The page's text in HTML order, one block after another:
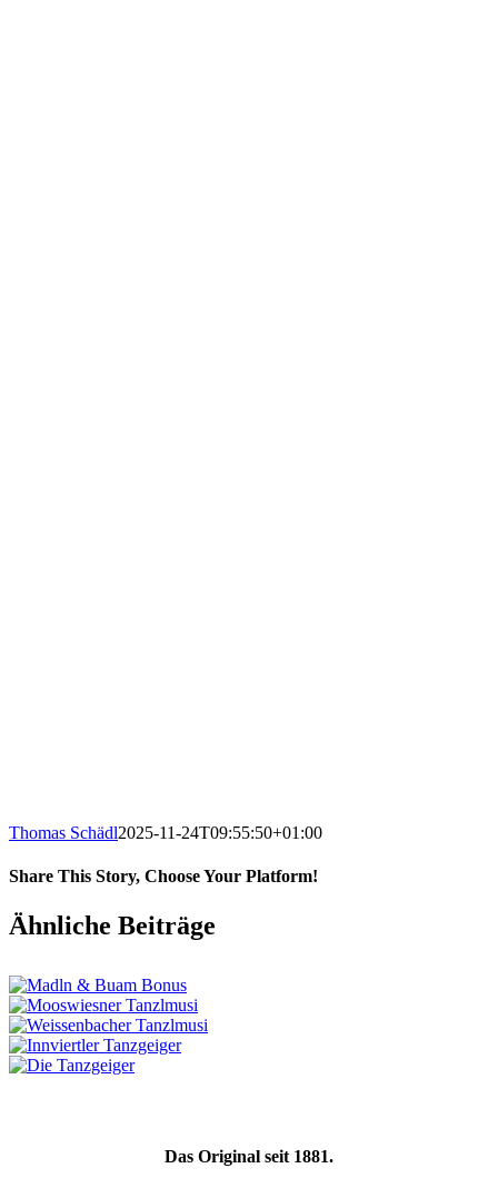
Thomas Schädl2025-11-24T09:55:50+01:00
Share This Story, Choose Your Platform!
Facebook
X
LinkedIn
WhatsApp
Tumblr
Pinterest
E-
Mail
Ähnliche Beiträge
Das Original seit 1881.